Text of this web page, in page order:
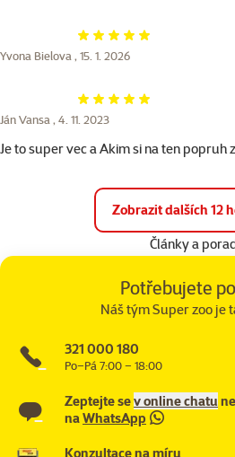
Hodnocení 100%
Yvona Bielova , 15. 1. 2026
Hodnocení 100%
Ján Vansa , 4. 11. 2023
Je to super vec a Akim si na ten popruh
Zobrazit dalších 12
Články a
Potřebujete
Náš tým Super zoo je
321 000 180
Po–Pá 7:00 – 18:00
Zeptejte sev online chatu
naWhatsApp
Konzultace na míru